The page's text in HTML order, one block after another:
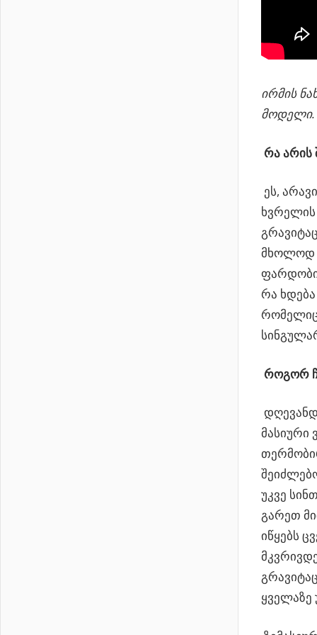
ირმის
მოდელი.
რა არის
ეს,
ხვრელის
მხოლოდ
რა
რომელიც
როგორ
მასიური
უკვე
გარეთ
იწყებს
ყველაზე